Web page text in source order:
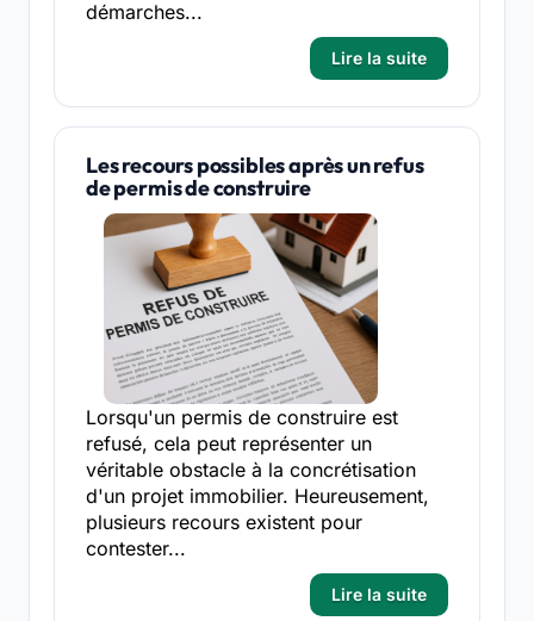
démarches...
Lire la suite
Les recours possibles après un refus
de permis de construire
Lorsqu'un permis de construire est
refusé, cela peut représenter un
véritable obstacle à la concrétisation
d'un projet immobilier. Heureusement,
plusieurs recours existent pour
contester...
Lire la suite